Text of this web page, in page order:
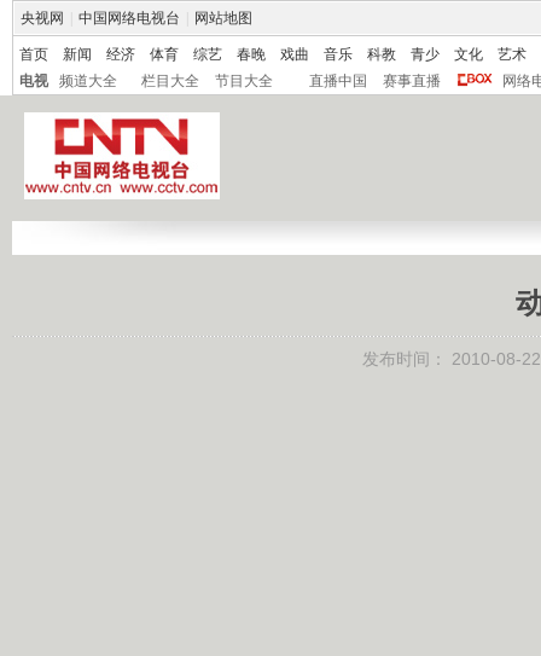
央视网 中国网络电视台 网站地图
首页 新闻 经济 体育 综艺 春晚 戏曲 音乐 科教 青少 文化
艺术
电视
频道大全 栏目大全 节目大全 直播中国 赛事直播 网络
发布时间： 2010-08-